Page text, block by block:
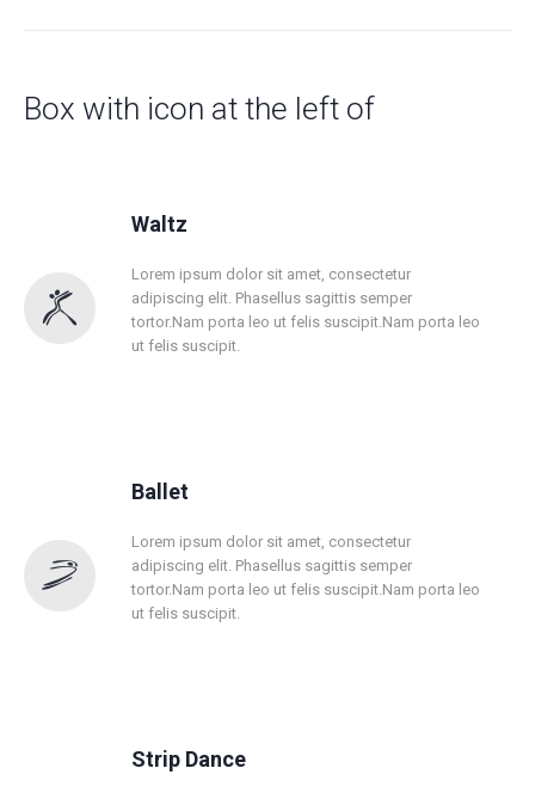
Box with icon at the left of
Waltz
Lorem ipsum dolor sit amet, consectetur
adipiscing elit. Phasellus sagittis semper
tortor.Nam porta leo ut felis suscipit.Nam porta leo
ut felis suscipit.
Ballet
Lorem ipsum dolor sit amet, consectetur
adipiscing elit. Phasellus sagittis semper
tortor.Nam porta leo ut felis suscipit.Nam porta leo
ut felis suscipit.
Strip Dance